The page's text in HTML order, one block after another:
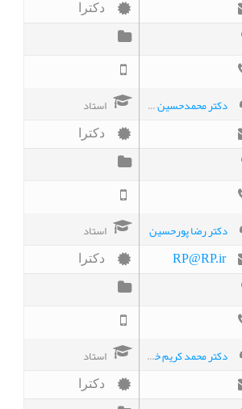
دکترا
دکتر محمدحسین عبداللهی استاد
دکترا
دکتر رضا پورحسین استاد
RP@RP.ir دکترا
دکتر محمد کریم خداپناهی استاد
دکترا